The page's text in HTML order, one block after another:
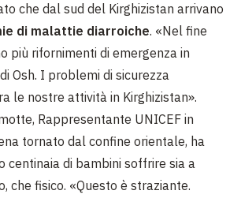
che dal sud del Kirghizistan arrivano
di malattie diarroiche. «Nel fine
più rifornimenti di emergenza in
Osh. I problemi di sicurezza
le nostre attività in Kirghizistan».
, Rappresentante UNICEF in
tornato dal confine orientale, ha
centinaia di bambini soffrire sia a
che fisico. «Questo è straziante.